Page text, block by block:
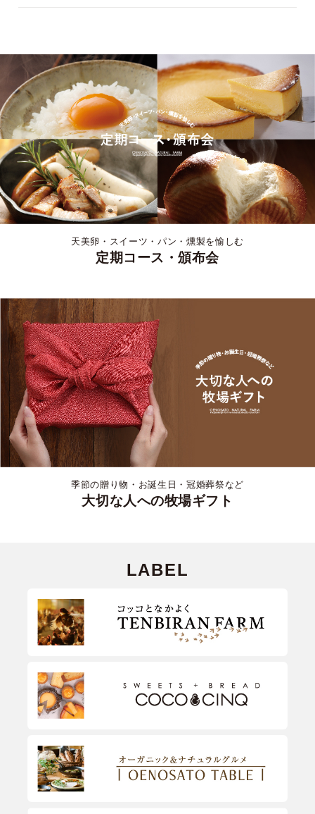
天美卵・スイーツ・パン・燻製を愉しむ
定期コース・頒布会
季節の贈り物・お誕生日・冠婚葬祭など
大切な人への牧場ギフト
LABEL